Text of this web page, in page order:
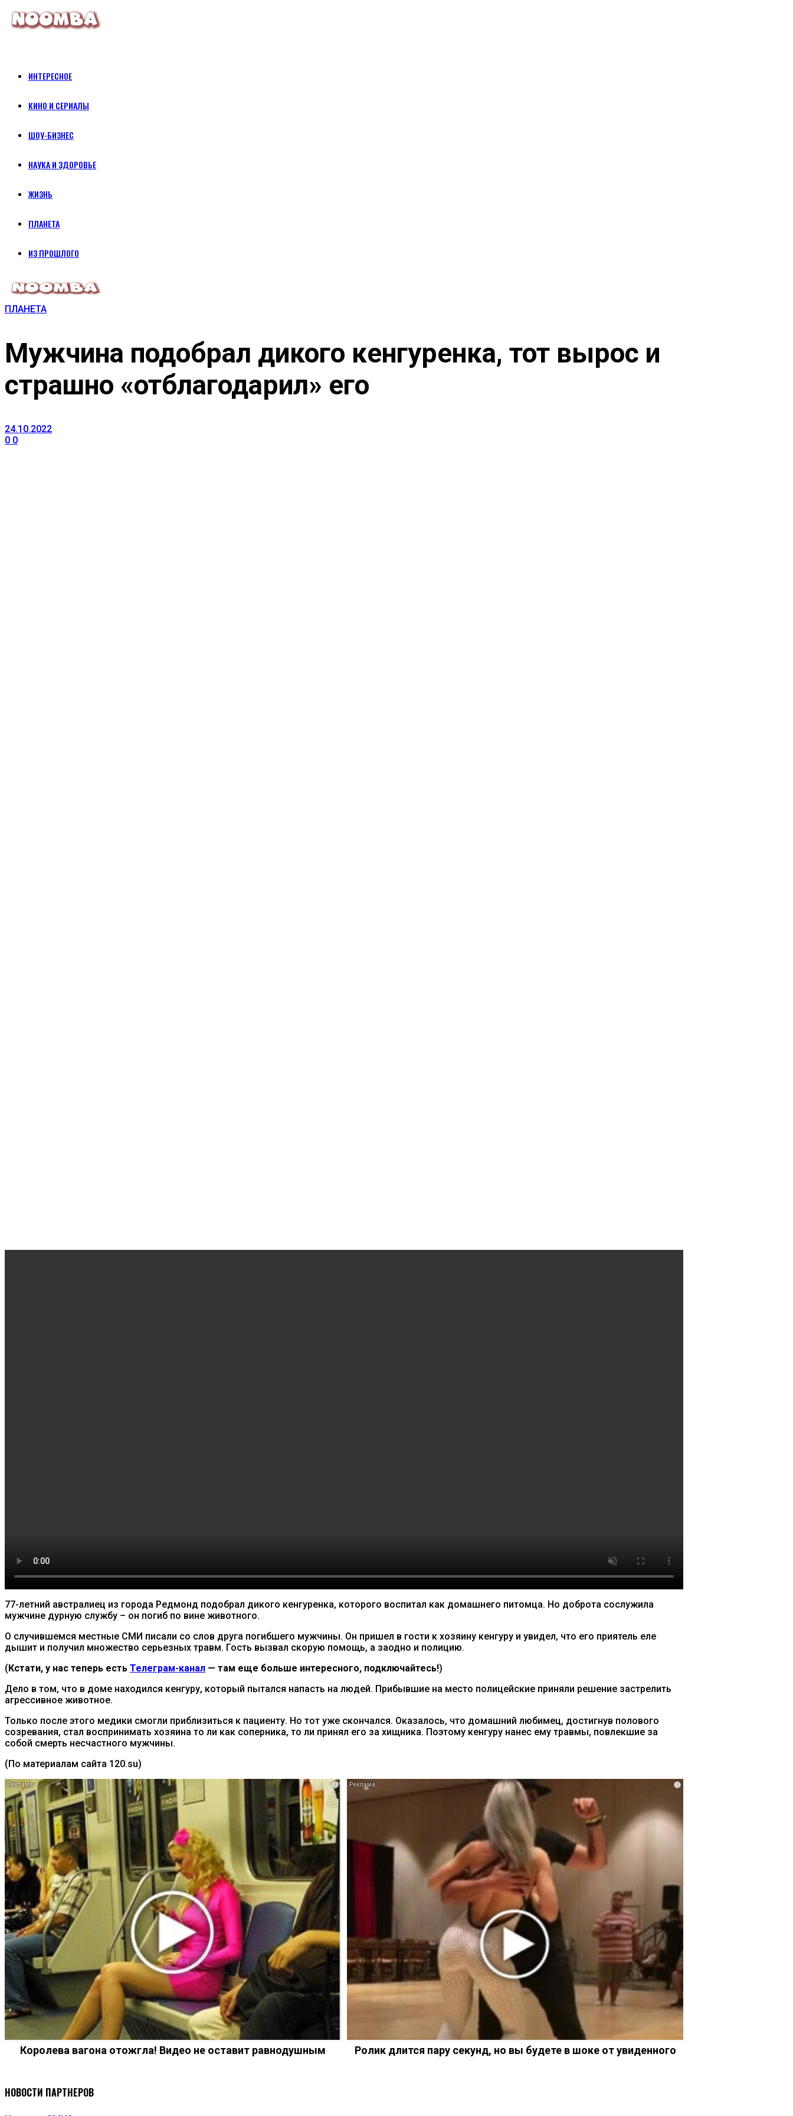
ИНТЕРЕСНОЕ
КИНО И СЕРИАЛЫ
ШОУ-БИЗНЕС
НАУКА И ЗДОРОВЬЕ
ЖИЗНЬ
ПЛАНЕТА
ИЗ ПРОШЛОГО
ПЛАНЕТА
Мужчина подобрал дикого кенгуренка, тот вырос и
страшно «отблагодарил» его
24.10.2022
0 0
77-летний австралиец из города Редмонд подобрал дикого кенгуренка, которого воспитал как домашнего питомца. Но доброта сослужила
мужчине дурную службу – он погиб по вине животного.
О случившемся местные СМИ писали со слов друга погибшего мужчины. Он пришел в гости к хозяину кенгуру и увидел, что его приятель еле
дышит и получил множество серьезных травм. Гость вызвал скорую помощь, а заодно и полицию.
( Кстати, у нас теперь есть Телеграм-канал — там еще больше интересного, подключайтесь!)
Дело в том, что в доме находился кенгуру, который пытался напасть на людей. Прибывшие на место полицейские приняли решение застрелить
агрессивное животное.
Только после этого медики смогли приблизиться к пациенту. Но тот уже скончался. Оказалось, что домашний любимец, достигнув полового
созревания, стал воспринимать хозяина то ли как соперника, то ли принял его за хищника. Поэтому кенгуру нанес ему травмы, повлекшие за
собой смерть несчастного мужчины.
(По материалам сайта 120.su)
i
Королева вагона отожгла! Видео не оставит равнодушным
i
Ролик длится пару секунд, но вы будете в шоке от увиденного
НОВОСТИ ПАРТНЕРОВ